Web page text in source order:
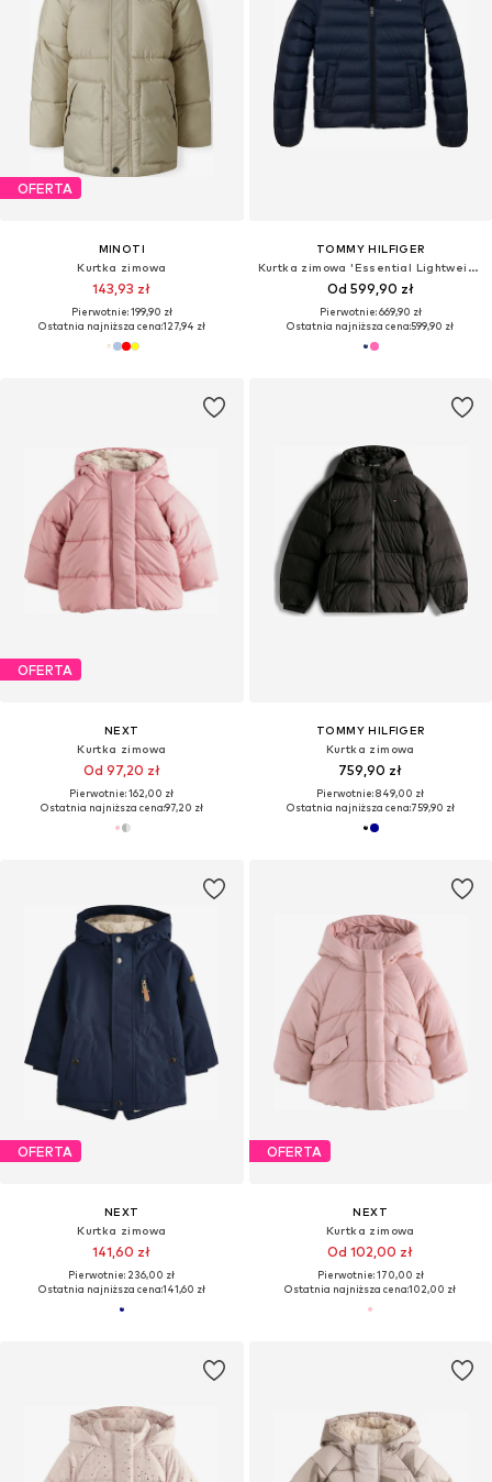
OFERTA
MINOTI
Kurtka zimowa
143,93 zł
Pierwotnie: 199,90 zł
Ostatnia najniższa cena:127,94 zł
TOMMY HILFIGER
Kurtka zimowa 'Essential Lightweight Down'
Od 599,90 zł
Pierwotnie: 669,90 zł
Ostatnia najniższa cena:599,90 zł
OFERTA
NEXT
Kurtka zimowa
Od 97,20 zł
Pierwotnie: 162,00 zł
Ostatnia najniższa cena:97,20 zł
TOMMY HILFIGER
Kurtka zimowa
759,90 zł
Pierwotnie: 849,00 zł
Ostatnia najniższa cena:759,90 zł
OFERTA
NEXT
Kurtka zimowa
141,60 zł
Pierwotnie: 236,00 zł
Ostatnia najniższa cena:141,60 zł
OFERTA
NEXT
Kurtka zimowa
Od 102,00 zł
Pierwotnie: 170,00 zł
Ostatnia najniższa cena:102,00 zł